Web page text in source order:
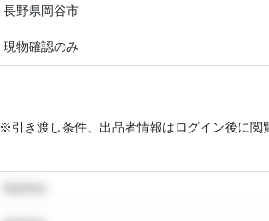
長野県岡谷市
現物確認のみ
※引き渡し条件、出品者情報はログイン後に閲